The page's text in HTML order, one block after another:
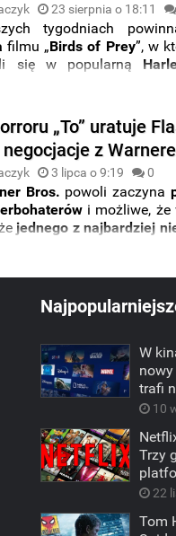
23 sierpnia o 18:11
tygodniach
filmu „Birds of Prey”, w
się w popularną
DC odnosi się do
„ Legion Samobójców
„To” uratuje
z
3 lipca o 9:19 0
Bros. powoli zaczyna
i możliwe, że
jednego z najbardziej
takżenową scenarzystkę.
W
trafi
10
Trzy
22
Tom